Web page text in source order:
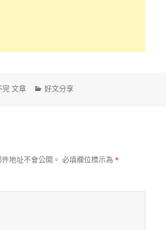
完 文章
分
好文分享
地址不會公開。 必填欄位標示為*